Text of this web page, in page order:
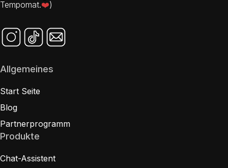
Allgemeines
Start Seite
Blog
Partnerprogramm
Produkte
Chat-Assistent
Tempomat.❤️)